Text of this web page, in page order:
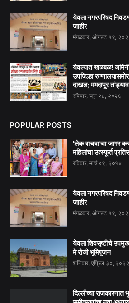
येवला नगरपरिषद
जाहीर
मंगळवार, ऑगस्ट १९,
येवल्यात खळबळ!
उपजिल्हा
दाखल; ममदापूर
रविवार, जून २८, २०२६
POPULAR POSTS
'लेक वाचवा'चा जागर
महिलांचा उत्स्फूर्त
रविवार, मार्च ०९, २०१४
येवला नगरपरिषद
जाहीर
मंगळवार, ऑगस्ट १९,
येवला शिवसृष्टीचे
मे रोजी भूमिपूजन
शनिवार, एप्रिल ३०, २०२२
दिल्लीच्या